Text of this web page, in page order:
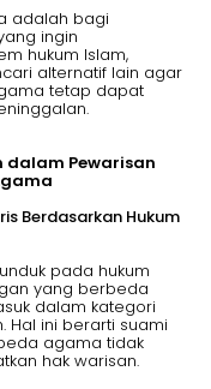
adalah bagi
ingin
hukum Islam,
alternatif lain agar
tetap dapat
dalam Pewarisan
Berdasarkan Hukum
pada hukum
yang berbeda
dalam kategori
Hal ini berarti suami
agama tidak
hak warisan.